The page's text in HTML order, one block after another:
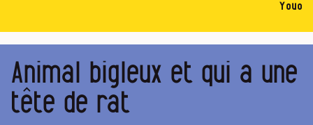
Youo
Animal bigleux et qui a une
tête de rat